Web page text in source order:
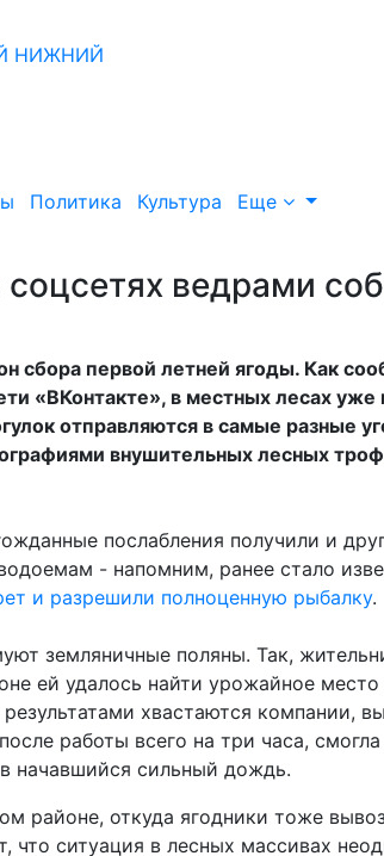
Политика Культура Еще
ведрами
сбора первой летней ягоды. Как
«ВКонтакте», в местных лесах уже
отправляются в самые разные
внушительных лесных
послабления получили и
- напомним, ранее стало
и разрешили полноценную рыбалку.
земляничные поляны. Так,
ей удалось найти урожайное
хвастаются компании,
работы всего на три часа,
начавшийся сильный дождь.
районе, откуда ягодники тоже
ситуация в лесных массивах